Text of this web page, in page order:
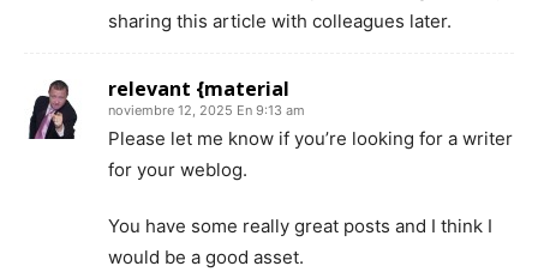
sharing this article with colleagues later.
relevant {material
noviembre 12, 2025 En 9:13 am
Please let me know if you’re looking for a writer
for your weblog.
You have some really great posts and I think I
would be a good asset.